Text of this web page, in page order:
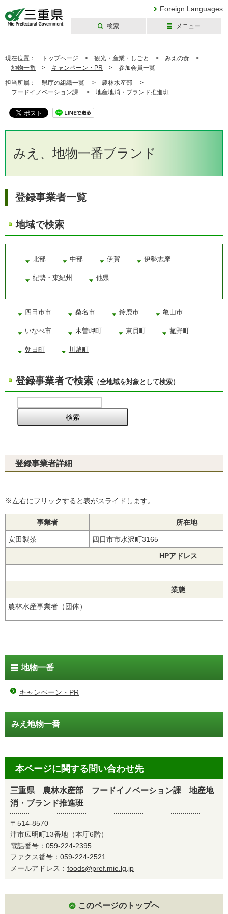
Foreign Languages
検索 メニュー
現在位置： トップページ > 観光・産業・しごと > みえの食 >
地物一番 > キャンペーン・PR > 参加会員一覧
担当所属： 県庁の組織一覧 > 農林水産部 >
フードイノベーション課 > 地産地消・ブランド推進班
みえ、地物一番ブランド
登録事業者一覧
地域で検索
北部 中部 伊賀 伊勢志摩
紀勢・東紀州 他県
四日市市 桑名市 鈴鹿市 亀山市
いなべ市 木曽岬町 東員町 菰野町
朝日町 川越町
登録事業者で検索 （全地域を対象として検索）
登録事業者詳細
※左右にフリックすると表がスライドします。
事業者 所在地
安田製茶 四日市市水沢町3165
HPアドレス
業態
農林水産事業者（団体）
地物一番
キャンペーン・PR
みえ地物一番
本ページに関する問い合わせ先
三重県 農林水産部 フードイノベーション課 地産地
消・ブランド推進班
〒514-8570
津市広明町13番地（本庁6階）
電話番号： 059-224-2395
ファクス番号：059-224-2521
メールアドレス： foods@pref.mie.lg.jp
このページのトップへ